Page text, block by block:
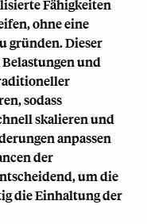
Fähigkeiten
ohne eine
gründen. Dieser
und
sodass
skalieren und
anpassen
der
um die
die Einhaltung der